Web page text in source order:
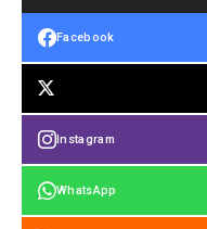
Facebook
Instagram
WhatsApp